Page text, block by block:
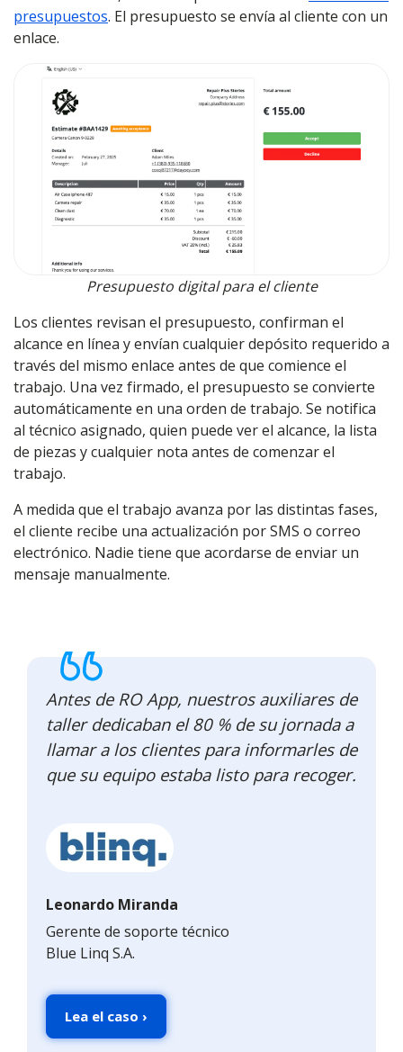
presupuestos. El presupuesto se envía al cliente con un
enlace.
Presupuesto digital para el cliente
Los clientes revisan el presupuesto, confirman el
alcance en línea y envían cualquier depósito requerido a
través del mismo enlace antes de que comience el
trabajo. Una vez firmado, el presupuesto se convierte
automáticamente en una orden de trabajo. Se notifica
al técnico asignado, quien puede ver el alcance, la lista
de piezas y cualquier nota antes de comenzar el
trabajo.
A medida que el trabajo avanza por las distintas fases,
el cliente recibe una actualización por SMS o correo
electrónico. Nadie tiene que acordarse de enviar un
mensaje manualmente.
Antes de RO App, nuestros auxiliares de
taller dedicaban el 80 % de su jornada a
llamar a los clientes para informarles de
que su equipo estaba listo para recoger.
Leonardo Miranda
Gerente de soporte técnico
Blue Linq S.A.
Lea el caso ›